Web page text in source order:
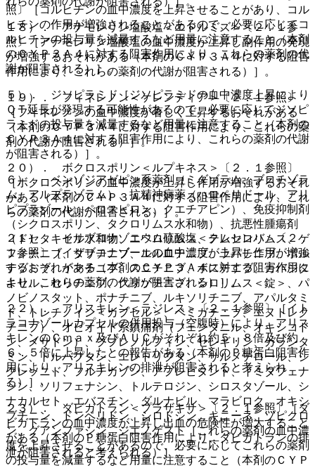
照〕［コルヒチンの血中濃度を上昇させることがあり、コル
ヒチンの作用が増強されることがあるので、必要に応じてコ
ルヒチンの投与量を減量するなど用量に注意すること（本剤
のＣＹＰ３Ａ４に対する阻害作用により、これらの薬剤の代
謝が阻害される）］。
５）． ジソピラミド［ジソピラミドの血中濃度上昇により
ＱＴ延長が発現する可能性があるので、必要に応じてジソピ
ラミドの投与量を減量するなど用量に注意すること（本剤の
ＣＹＰ３Ａ４に対する阻害作用により、これらの薬剤の代謝
が阻害される）］。
６）． ベンゾジアゼピン系薬剤（ミダゾラム、ブロチゾラ
ム、アルプラゾラム）、抗精神病薬（ハロペリドール、アリ
ピプラゾール、ペロスピロン、クエチアピン）、免疫抑制剤
（シクロスポリン、タクロリムス水和物）、抗悪性腫瘍剤
（ドセタキセル水和物、エベロリムス、テムシロリムス、ゲ
フィチニブ、ダサチニブ、エルロチニブ、ラパチニブ、ボル
テゾミブ、イマチニブ、スニチニブ、ボスチニブ、カバジタ
キセル、セリチニブ、クリゾチニブ、シロリムス＜錠＞、パ
ノビノスタット、ポナチニブ、ルキソリチニブ、アパルタミ
ド、トレチノイン＜カプセル＞、ペミガチニブ、エヌトレク
チニブ）、オピオイド系鎮痛剤（フェンタニル、オキシコド
ン、メサドン）、ブプレノルフィン、セレギリン、ガランタ
ミン、トルバプタン、エレトリプタン、サルメテロール、シ
クレソニド、フルチカゾン、アプレピタント、イミダフェナ
シン、ソリフェナシン、トルテロジン、シロスタゾール、シ
ナカルセト、エバスチン、ダルナビル、マラビロク、オキシ
ブチニン、ドンペリドン、シロドシン、キニーネ、ゾピクロ
ン、グアンファシン、ジエノゲスト［これらの薬剤の血中濃
度を上昇させることがあるので、必要に応じてこれらの薬剤
の投与量を減量するなど用量に注意すること（本剤のＣＹＰ
１８）． アナモレリン塩酸塩＜エドルミズ＞〔２．１参
照〕［アナモレリン塩酸塩の血中濃度が上昇し副作用の発現
が増強するおそれがある（本剤のＣＹＰ３Ａ４に対する阻害
作用により、これらの薬剤の代謝が阻害される）］。
１９）． フィネレノン＜ケレンディア＞〔２．１参照〕
［フィネレノンの血中濃度が著しく上昇するおそれがある
（本剤のＣＹＰ３Ａ４に対する阻害作用により、これらの薬
剤の代謝が阻害される）］。
２０）． ボクロスポリン＜ルプキネス＞〔２．１参照〕
［ボクロスポリンの血中濃度が上昇し作用が増強するおそれ
がある（本剤のＣＹＰ３Ａ４に対する阻害作用により、これ
らの薬剤の代謝が阻害される）］。
２１）． イサブコナゾニウム硫酸塩＜クレセンバ＞〔２．
１参照〕［イサブコナゾールの血中濃度が上昇し作用が増強
するおそれがある（本剤のＣＹＰ３Ａ４に対する阻害作用に
より、これらの薬剤の代謝が阻害される）］。
２２）． アリスキレン＜ラジレス＞〔２．１参照〕［イト
ラコナゾールカプセルの併用投与（空腹時）により、アリス
キレンのＣｍａｘ及びＡＵＣがそれぞれ約５．８倍及び約
６．５倍に上昇したとの報告がある（本剤のＰ糖蛋白阻害作
用により、アリスキレンの排泄が阻害されると考えられ
る）］。
２３）． ダビガトラン＜プラザキサ＞〔２．１参照〕［ダ
ビガトランの血中濃度が上昇し出血の危険性が増大すること
がある（本剤のＰ糖蛋白阻害作用により、ダビガトランの排
泄が阻害されると考えられる）］。